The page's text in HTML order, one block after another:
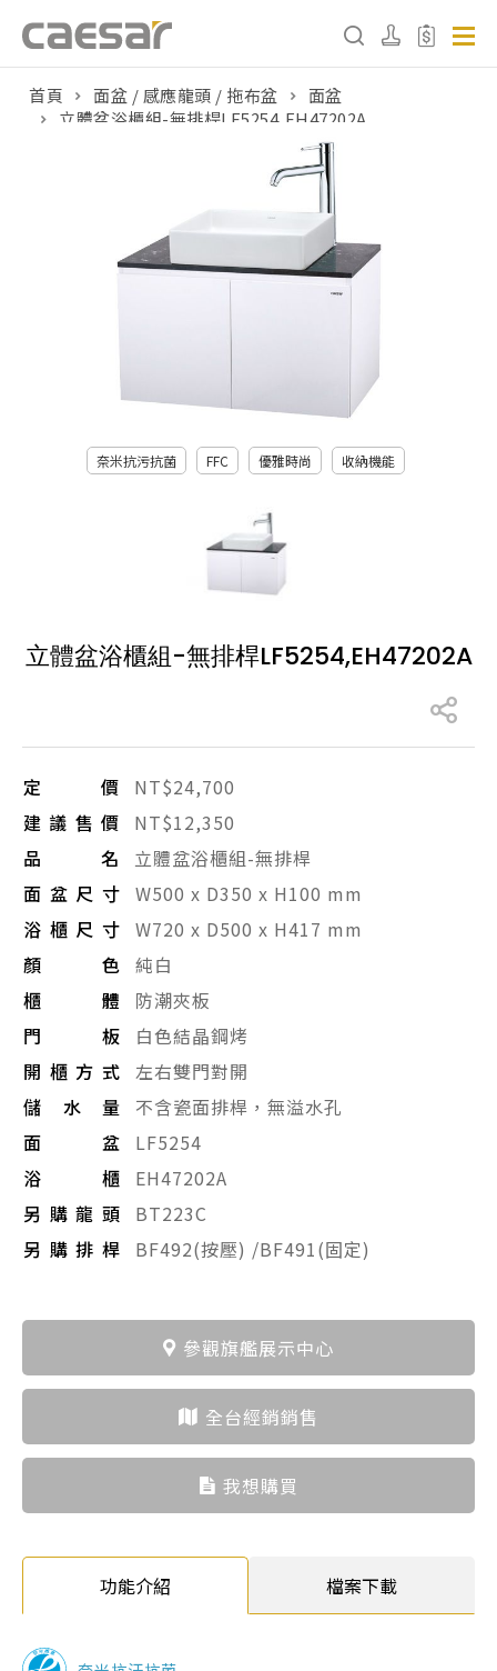
請選擇產品
搜尋產品
首頁 面盆 / 感應龍頭 / 拖布盆
面盆
立體盆浴櫃組-無排桿LF5254,EH47202A
奈米抗污抗菌 FFC 優雅時尚 收納機能
立體盆浴櫃組-無排桿LF5254,EH47202A
定價
NT$24,700
建議售價
NT$12,350
品名
立體盆浴櫃組-無排桿
面盆尺寸 W500 x D350 x H100 mm
浴櫃尺寸 W720 x D500 x H417 mm
顏色 純白
櫃體
防潮夾板
門板
白色結晶鋼烤
開櫃方式 左右雙門對開
儲水量
不含瓷面排桿，無溢水孔
面盆
LF5254
浴櫃
EH47202A
另購龍頭
BT223C
另購排桿
BF492(按壓) /BF491(固定)
參觀旗艦展示中心
全台經銷銷售
我想購買
功能介紹 檔案下載